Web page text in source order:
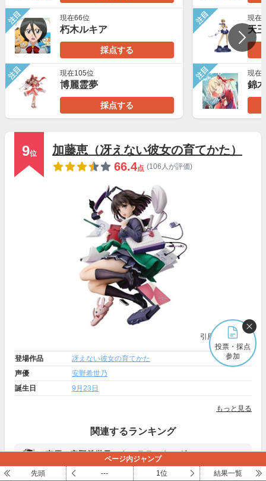
注目 現在66位
朽木ルキア
採点する
注目 現在105位
博麗霊夢
採点する
注目 現在
天
注目 現在
錦
9位
加藤恵（冴えない彼女の育てかた）
66.4点 (106人が評価)
引用元: Amazon
登場作品
冴えない彼女の育てかた
声優
安野希世乃
誕生日
9月23日
もっと見る
関連するランキング
声優・安野希世乃のキャラランキング
安野希世乃が演じるキャラで好きなのは？
投票・採点
参加
ページ内ジャンプ
先頭
--- 1位 結果一覧